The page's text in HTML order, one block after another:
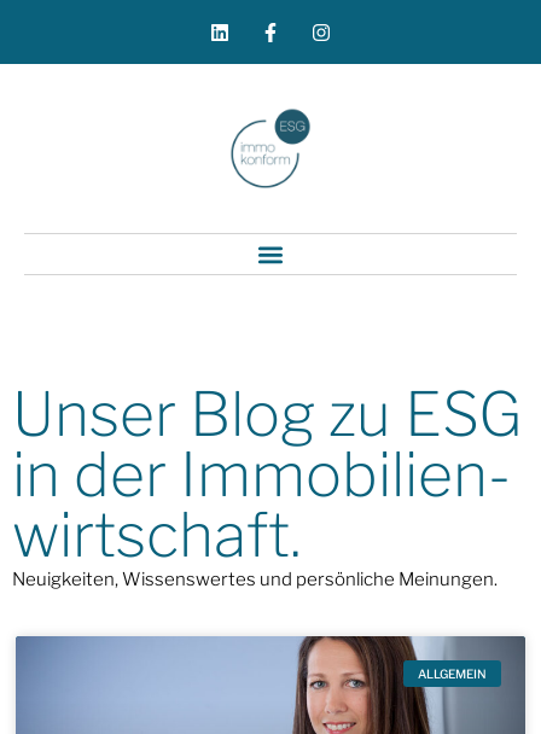
Unser Blog zu ESG
in der Immobilien-
wirtschaft.
Neuigkeiten, Wissenswertes und persönliche Meinungen.
ALLGEMEIN